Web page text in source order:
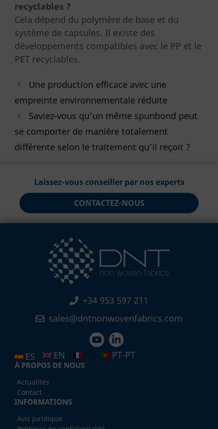
recyclables ?
Cela dépend du polymère de base et du
système de capsules. Il existe des
développements compatibles avec le PP et le
PET recyclables.
Une production efficace avec une
empreinte environnementale réduite
Saviez-vous qu’un même spunbond peut
se comporter de manière totalement
différente selon le traitement qu’il reçoit ?
Laissez-vous conseiller par nos experts
CONTACTEZ-NOUS
+34 953 597 211
sales@dntnonwovenfabrics.com
ES EN FR PT-PT
À PROPOS DE NOUS
Actualités
Contact
INFORMATIONS
Avis juridique